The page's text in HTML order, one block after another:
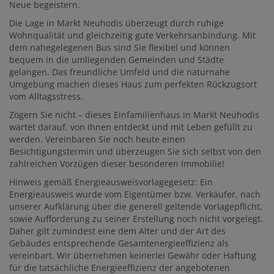
Neue begeistern.
Die Lage in Markt Neuhodis überzeugt durch ruhige
Wohnqualität und gleichzeitig gute Verkehrsanbindung. Mit
dem nahegelegenen Bus sind Sie flexibel und können
bequem in die umliegenden Gemeinden und Städte
gelangen. Das freundliche Umfeld und die naturnahe
Umgebung machen dieses Haus zum perfekten Rückzugsort
vom Alltagsstress.
Zögern Sie nicht – dieses Einfamilienhaus in Markt Neuhodis
wartet darauf, von Ihnen entdeckt und mit Leben gefüllt zu
werden. Vereinbaren Sie noch heute einen
Besichtigungstermin und überzeugen Sie sich selbst von den
zahlreichen Vorzügen dieser besonderen Immobilie!
Hinweis gemäß Energieausweisvorlagegesetz: Ein
Energieausweis wurde vom Eigentümer bzw. Verkäufer, nach
unserer Aufklärung über die generell geltende Vorlagepflicht,
sowie Aufforderung zu seiner Erstellung noch nicht vorgelegt.
Daher gilt zumindest eine dem Alter und der Art des
Gebäudes entsprechende Gesamtenergieeffizienz als
vereinbart. Wir übernehmen keinerlei Gewähr oder Haftung
für die tatsächliche Energieeffizienz der angebotenen